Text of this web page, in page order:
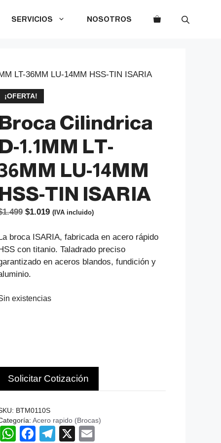
SERVICIOS NOSOTROS
LT-36MM LU-14MM HSS-TIN ISARIA
¡OFERTA!
Broca Cilindrica
D-1.1MM LT-
LU-14MM
HSS-TIN ISARIA
1.499 El
original
era:
$1.499.
$1.019El
actual
es:
$1.019.
(IVA incluido)
broca ISARIA, fabricada en acero rápido
con titanio. Taladrado preciso
en aceros blandos, fundición y
existencias
Solicitar Cotización
BTM0110S
Acero rapido (Brocas)
W
F
T
X